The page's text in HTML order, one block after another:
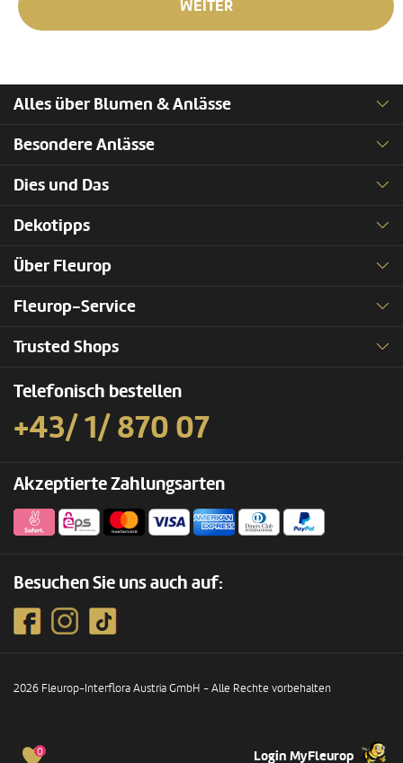
0 Login MyFleurop
WEITER
Alles über Blumen & Anlässe
Besondere Anlässe
Dies und Das
Dekotipps
Über Fleurop
Fleurop-Service
Trusted Shops
Telefonisch bestellen
+43/ 1/ 870 07
Akzeptierte Zahlungsarten
Besuchen Sie uns auch auf:
2026 Fleurop-Interflora Austria GmbH - Alle Rechte vorbehalten